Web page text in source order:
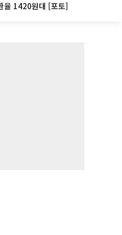
율 1420원대 [포토]